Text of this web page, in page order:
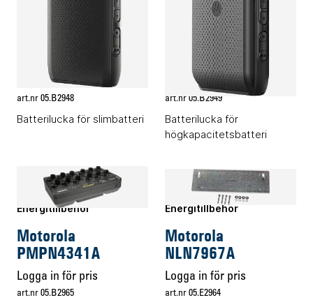
Energitillbehör
Motorola
HN001154A01
Logga in för pris
art.nr 05.B2948
Batterilucka för slimbatteri
Energitillbehör
Motorola
HN001155A01
Logga in för pris
art.nr 05.B2949
Batterilucka för
högkapacitetsbatteri
Energitillbehör
Motorola
PMPN4341A
Logga in för pris
art.nr 05.B2965
Energitillbehör
Motorola
NLN7967A
Logga in för pris
art.nr 05.E2964